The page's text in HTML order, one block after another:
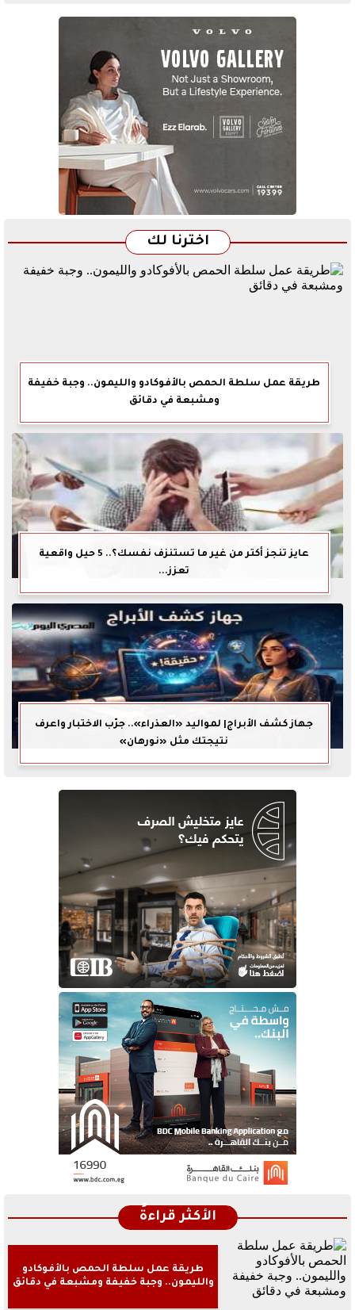
اخترنا لك
طريقة عمل سلطة الحمص بالأفوكادو والليمون.. وجبة خفيفة
ومشبعة في دقائق
عايز تنجز أكتر من غير ما تستنزف نفسك؟.. 5 حيل واقعية
تعزز...
جهاز كشف الأبراج| لمواليد «العذراء».. جرّب الاختبار واعرف
نتيجتك مثل «نورهان»
الأكثر قراءةً
طريقة عمل سلطة الحمص بالأفوكادو
والليمون.. وجبة خفيفة ومشبعة في دقائق